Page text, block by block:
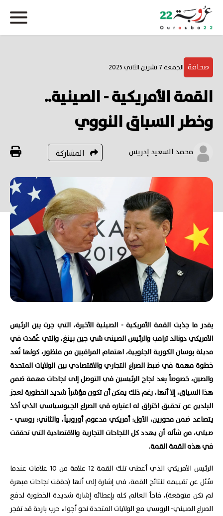
صحافة الجمعة 7 تشرين الثاني 2025
القمة الأمريكية - الصينية..
وخطر السباق النووي
محمد السعيد إدريس المشاركة
بقدر ما جذبت القمة الأمريكية - الصينية الأخيرة، التي جرت بين الرئيس
الأمريكي دونالد ترامب والرئيس الصينى شي جين بينغ، والتي عُقدت في
مدينة بوسان الكورية الجنوبية، اهتمام المراقبين من منظور، كونها تُعد
خطوة مهمة في ضبط الصراع التجاري والاقتصادي بين الولايات المتحدة
والصين، خصوصاً بعد نجاح الرئيسين في التوصل إلى نجاحات مهمة ضمن
هذا السياق، إلا أنها، رغم ذلك يمكن أن تكون مؤشراً شديد الخطورة لعجز
البلدين عن تحقيق اختراق له اعتباره في الصراع الجيوسياسي الذي أخذ
يتصاعد ضمن محورين، الأول: أمريكي مدعوم أوروبياً، والثاني: روسي -
صيني، من شأنه أن يهدد كل النجاحات التجارية والاقتصادية التي تحققت
في هذه القمة القمة.
الرئيس الأمريكي الذي أعطى تلك القمة 12 علامة من 10 علامات عندما
سُئل عن تقييمه لنتائج القمة، في إشارة إلى أنها (حققت نجاحات مبهرة
لم تكن متوقعة)، فاجأ العالم كله بإعطائه إشارة شديدة الخطورة لدفع
الصراع الصيني- الروسي مع الولايات المتحدة نحو أجواء حرب باردة قد تفجر